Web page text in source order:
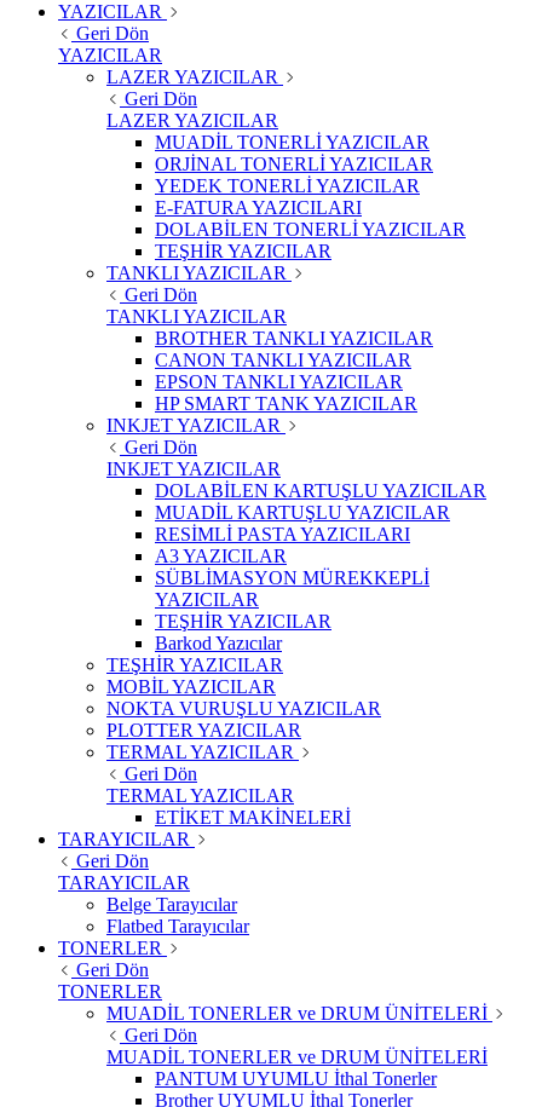
YAZICILAR
Geri Dön
YAZICILAR
LAZER YAZICILAR
Geri Dön
LAZER YAZICILAR
MUADİL TONERLİ YAZICILAR
ORJİNAL TONERLİ YAZICILAR
YEDEK TONERLİ YAZICILAR
E-FATURA YAZICILARI
DOLABİLEN TONERLİ YAZICILAR
TEŞHİR YAZICILAR
TANKLI YAZICILAR
Geri Dön
TANKLI YAZICILAR
BROTHER TANKLI YAZICILAR
CANON TANKLI YAZICILAR
EPSON TANKLI YAZICILAR
HP SMART TANK YAZICILAR
INKJET YAZICILAR
Geri Dön
INKJET YAZICILAR
DOLABİLEN KARTUŞLU YAZICILAR
MUADİL KARTUŞLU YAZICILAR
RESİMLİ PASTA YAZICILARI
A3 YAZICILAR
SÜBLİMASYON MÜREKKEPLİ
YAZICILAR
TEŞHİR YAZICILAR
Barkod Yazıcılar
TEŞHİR YAZICILAR
MOBİL YAZICILAR
NOKTA VURUŞLU YAZICILAR
PLOTTER YAZICILAR
TERMAL YAZICILAR
Geri Dön
TERMAL YAZICILAR
ETİKET MAKİNELERİ
TARAYICILAR
Geri Dön
TARAYICILAR
Belge Tarayıcılar
Flatbed Tarayıcılar
TONERLER
Geri Dön
TONERLER
MUADİL TONERLER ve DRUM ÜNİTELERİ
Geri Dön
MUADİL TONERLER ve DRUM ÜNİTELERİ
PANTUM UYUMLU İthal Tonerler
Brother UYUMLU İthal Tonerler